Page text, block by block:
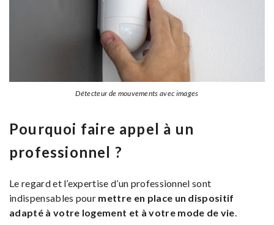
Détecteur de mouvements avec images
Pourquoi faire appel à un
professionnel ?
Le regard et l’expertise d’un professionnel sont
indispensables pour mettre en place un dispositif
adapté à votre logement et à votre mode de vie.